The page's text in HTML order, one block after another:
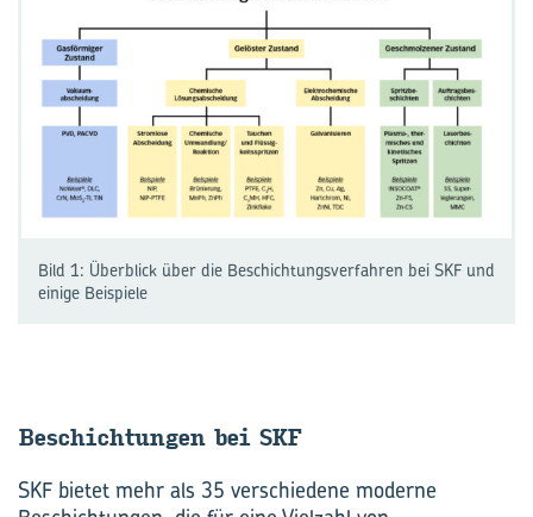
Bild 1: Überblick über die Beschichtungsverfahren bei SKF und
einige Beispiele
Be­schich­tun­gen bei SKF
SKF bietet mehr als 35 verschiedene moderne